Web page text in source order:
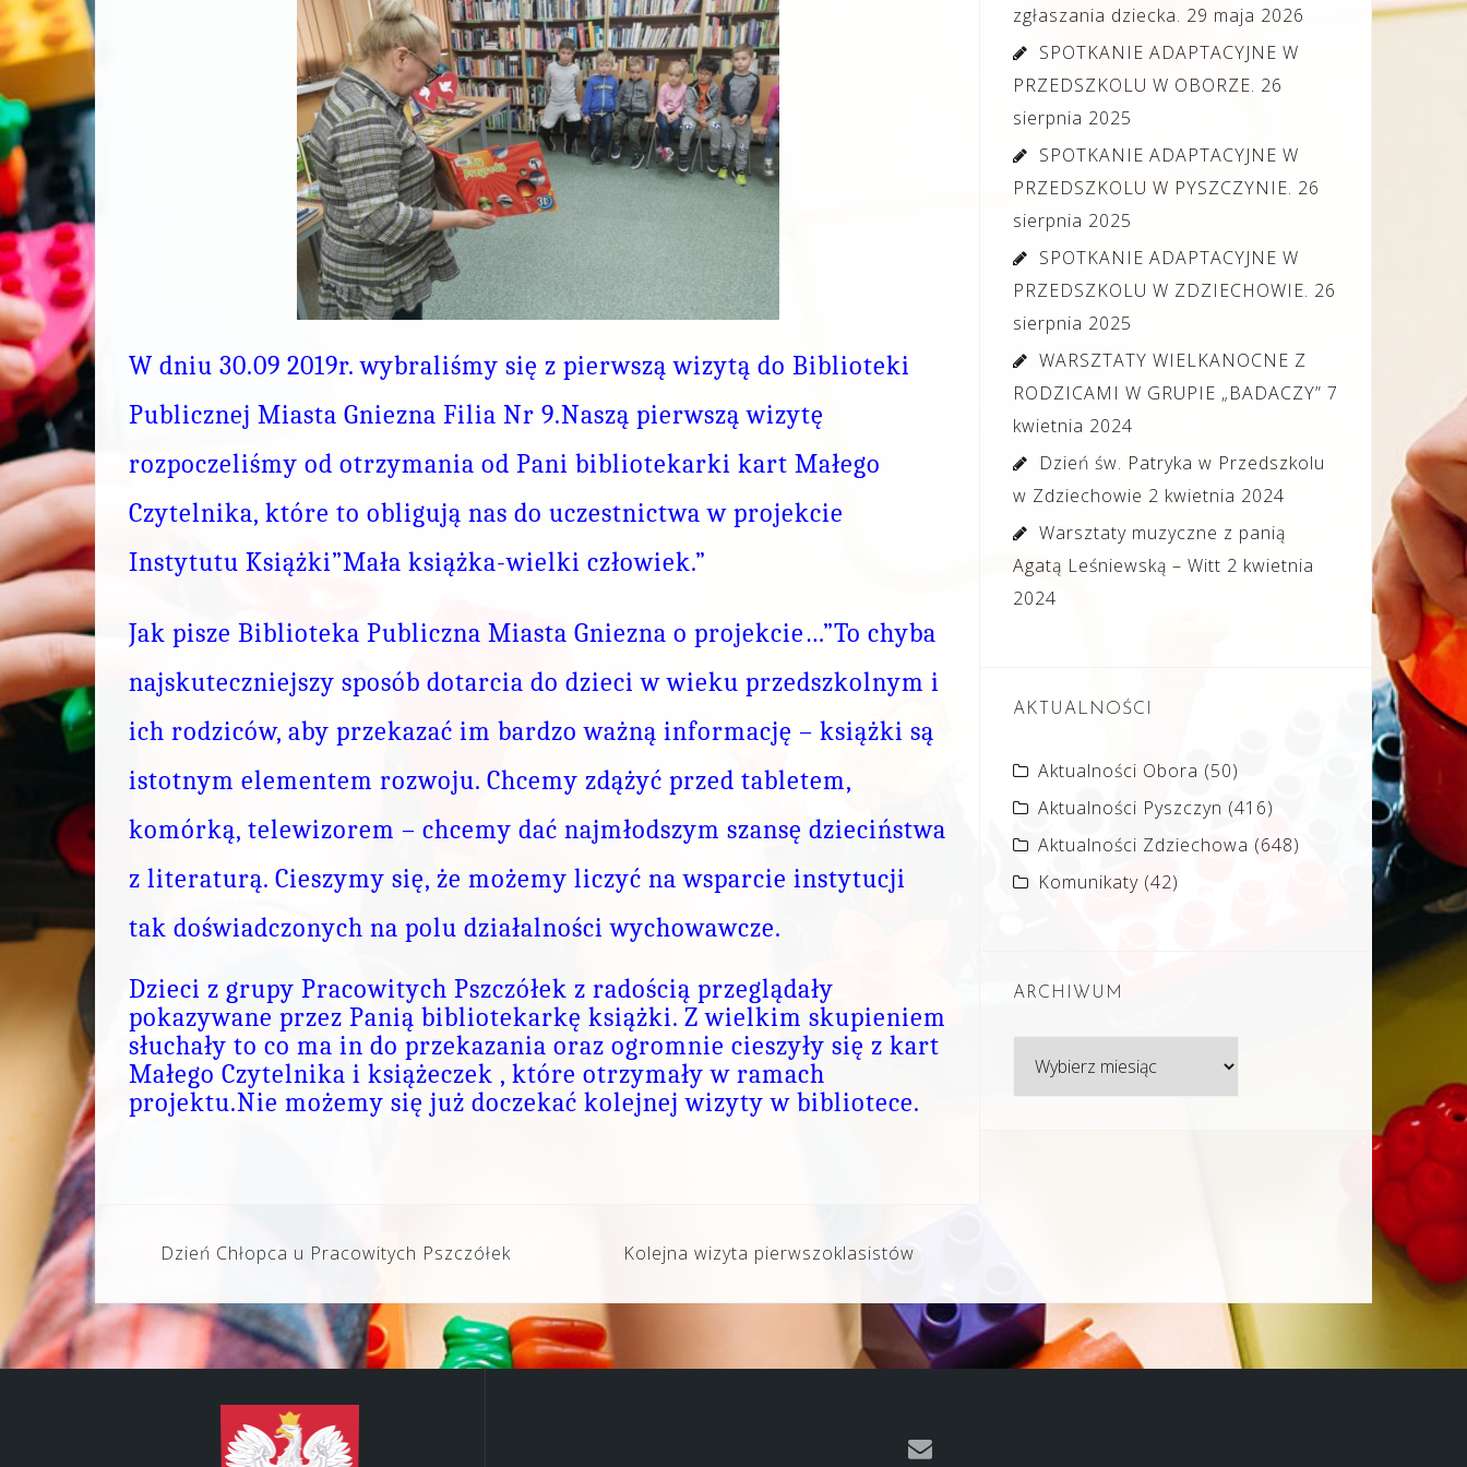
W dniu 30.09 2019r. wybraliśmy się z pierwszą wizytą do Biblioteki
Publicznej Miasta Gniezna Filia Nr 9.Naszą pierwszą wizytę
rozpoczeliśmy od otrzymania od Pani bibliotekarki kart Małego
Czytelnika, które to obligują nas do uczestnictwa w projekcie
Instytutu Książki”Mała książka-wielki człowiek.”
Jak pisze Biblioteka Publiczna Miasta Gniezna o projekcie…”To chyba
najskuteczniejszy sposób dotarcia do dzieci w wieku przedszkolnym i
ich rodziców, aby przekazać im bardzo ważną informację – książki są
istotnym elementem rozwoju. Chcemy zdążyć przed tabletem,
komórką, telewizorem – chcemy dać najmłodszym szansę dzieciństwa
z literaturą. Cieszymy się, że możemy liczyć na wsparcie instytucji
tak doświadczonych na polu działalności wychowawcze.
Dzieci z grupy Pracowitych Pszczółek z radością przeglądały
pokazywane przez Panią bibliotekarkę książki. Z wielkim skupieniem
słuchały to co ma in do przekazania oraz ogromnie cieszyły się z kart
Małego Czytelnika i książeczek , które otrzymały w ramach
projektu.Nie możemy się już doczekać kolejnej wizyty w bibliotece.
Nawigacja
Dzień Chłopca u Pracowitych Pszczółek Kolejna wizyta pierwszoklasistów
zgłaszania dziecka. 29 maja 2026
SPOTKANIE ADAPTACYJNE W
PRZEDSZKOLU W OBORZE. 26
sierpnia 2025
SPOTKANIE ADAPTACYJNE W
PRZEDSZKOLU W PYSZCZYNIE. 26
sierpnia 2025
SPOTKANIE ADAPTACYJNE W
PRZEDSZKOLU W ZDZIECHOWIE. 26
sierpnia 2025
WARSZTATY WIELKANOCNE Z
RODZICAMI W GRUPIE „BADACZY” 7
kwietnia 2024
Dzień św. Patryka w Przedszkolu
w Zdziechowie 2 kwietnia 2024
Warsztaty muzyczne z panią
Agatą Leśniewską – Witt 2 kwietnia
2024
AKTUALNOŚCI
Aktualności Obora (50)
Aktualności Pyszczyn (416)
Aktualności Zdziechowa (648)
Komunikaty (42)
ARCHIWUM